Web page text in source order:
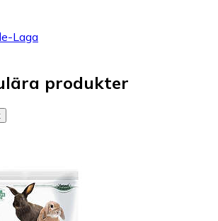
Laga
produkter